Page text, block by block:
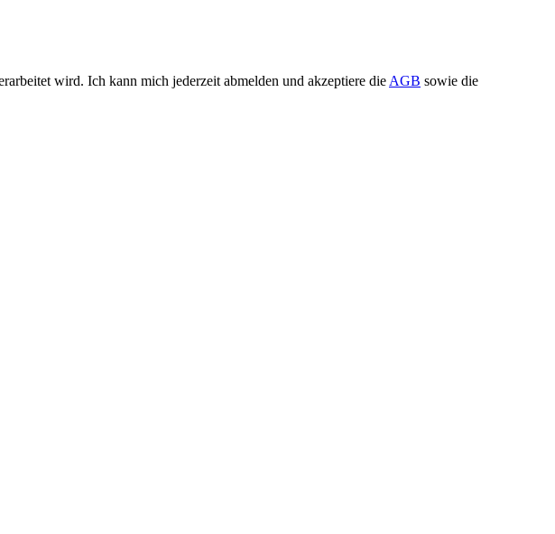
wird. Ich kann mich jederzeit abmelden und akzeptiere die AGB sowie die